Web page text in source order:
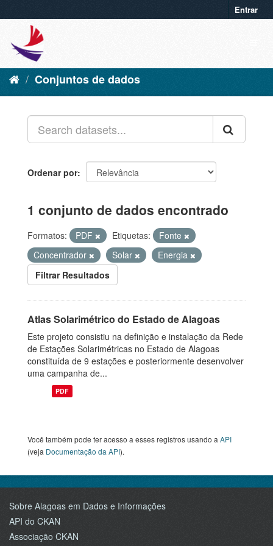
Entrar
Conjuntos de dados
Ordenar por
1 conjunto de dados encontrado
Formatos: PDF Etiquetas:
Fonte
Concentrador
Solar
Energia
Filtrar Resultados
Atlas Solarimétrico do Estado de Alagoas
Este projeto consistiu na definição e instalação da Rede
de Estações Solarimétricas no Estado de Alagoas
constituída de 9 estações e posteriormente desenvolver
uma campanha de...
PDF
Você também pode ter acesso a esses registros usando a API
(veja Documentação da API).
Sobre Alagoas em Dados e Informações
API do CKAN
Associação CKAN